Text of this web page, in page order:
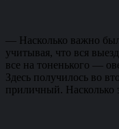
— Насколько важно
учитывая, что вся
все на тоненького —
Здесь получилось во
приличный. Насколько